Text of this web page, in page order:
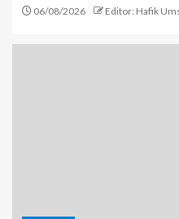
06/08/2026 Editor: Hafik